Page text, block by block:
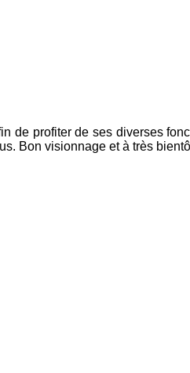
de profiter de ses diverses
Bon visionnage et à très